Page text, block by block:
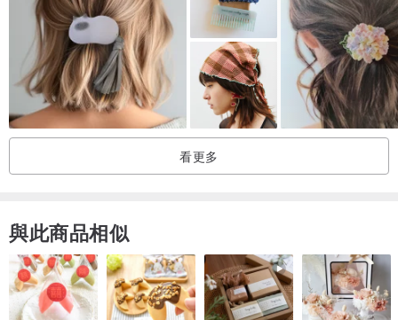
-商品售出如經拆封、使用、或拆解以致缺乏完整性及失去再販售價值
時，恕無法退換貨。
看更多
與此商品相似